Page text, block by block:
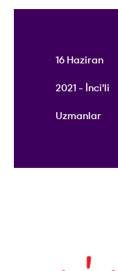
16 Haziran
2021 - İnci'li
Uzmanlar